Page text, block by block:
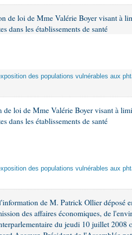
de loi de Mme Valérie Boyer visant à
dans les établissements de santé
des populations vulnérables aux
de loi de Mme Valérie Boyer visant à
dans les établissements de santé
des populations vulnérables aux
de M. Patrick Ollier déposé
des affaires économiques, de
du jeudi 10 juillet 2008